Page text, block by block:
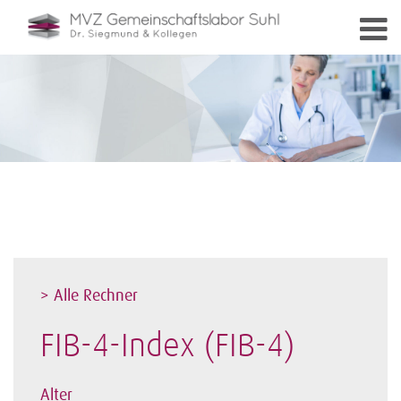
> Alle Rechner
FIB-4-Index (FIB-4)
Alter